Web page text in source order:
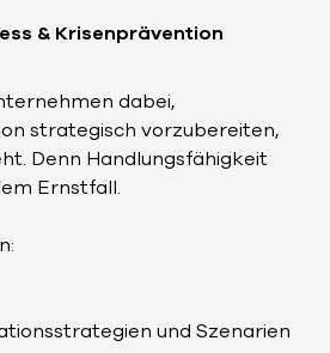
& Krisenprävention
dabei,
strategisch vorzubereiten,
Denn Handlungsfähigkeit
Ernstfall.
und Szenarien